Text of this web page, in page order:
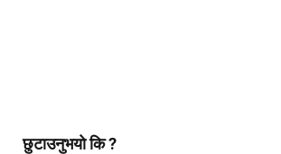
छुटाउनुभयो कि ?